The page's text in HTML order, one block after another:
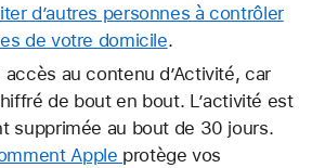
d’autres personnes à contrôler
de votre domicile.
accès au contenu d’Activité, car
de bout en bout. L’activité est
supprimée au bout de 30 jours.
Apple protège vos